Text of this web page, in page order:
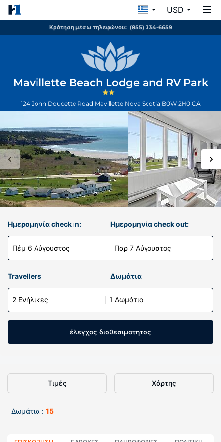
USD
Κράτηση μέσω τηλεφώνου: (855) 334-6659
Mavillette Beach Lodge and RV Park
124 John Doucette Road Mavillette Nova Scotia B0W 2H0 CA
Ημερομηνία check in:
Πέμ 6 Αύγουστος
Ημερομηνία check out:
Παρ 7 Αύγουστος
Travellers Δωμάτια
2 Ενήλικες 1 Δωμάτιο
έλεγχος διαθεσιμοτητας
Τιμές Χάρτης
Δωμάτια : 15